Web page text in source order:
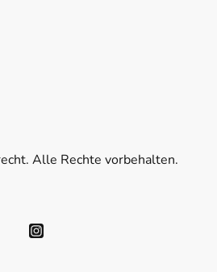
Alle Rechte vorbehalten.